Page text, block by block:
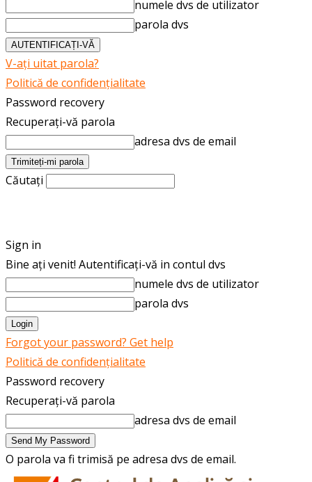
numele dvs de utilizator
parola dvs
V-ați uitat parola?
Politică de confidențialitate
Password recovery
Recuperați-vă parola
adresa dvs de email
Căutați
Sign in
Bine ați venit! Autentificați-vă in contul dvs
numele dvs de utilizator
parola dvs
Forgot your password? Get help
Politică de confidențialitate
Password recovery
Recuperați-vă parola
adresa dvs de email
O parola va fi trimisă pe adresa dvs de email.